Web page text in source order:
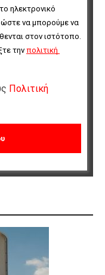
ηλεκτρονικό
ώστε να μπορούμε να
στον ιστότοπο.
την πολιτική
Πολιτική